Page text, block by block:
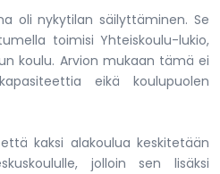
oli nykytilan säilyttäminen. Se
toimisi Yhteiskoulu-lukio,
koulu. Arvion mukaan tämä ei
eikä koulupuolen
kaksi alakoulua keskitetään
jolloin sen lisäksi